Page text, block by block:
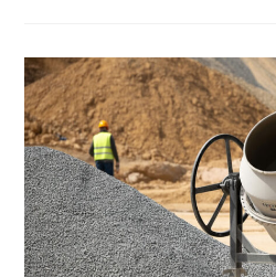
Natal
Em
2025:
Tendências,
Combinações
E
Estilos
Para
Decorar
Com
Elegância
E
Significado